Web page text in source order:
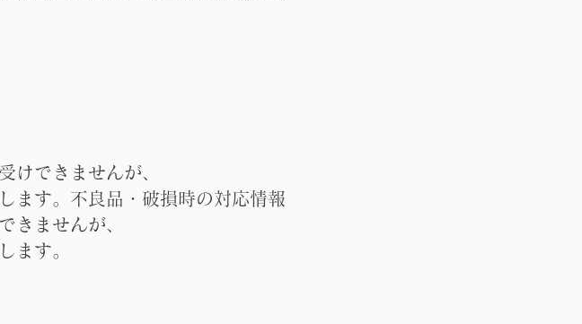
けできませんが、
ます。不良品・破損時の対応情報
きませんが、
ます。